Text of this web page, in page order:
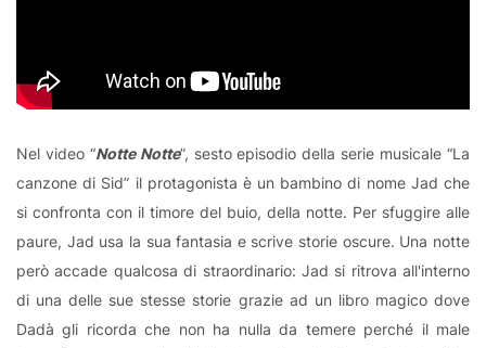
Nel video “Notte Notte”, sesto episodio della serie musicale “La
canzone di Sid” il protagonista è un bambino di nome Jad che
si confronta con il timore del buio, della notte. Per sfuggire alle
paure, Jad usa la sua fantasia e scrive storie oscure. Una notte
però accade qualcosa di straordinario: Jad si ritrova all'interno
di una delle sue stesse storie grazie ad un libro magico dove
Dadà gli ricorda che non ha nulla da temere perché il male